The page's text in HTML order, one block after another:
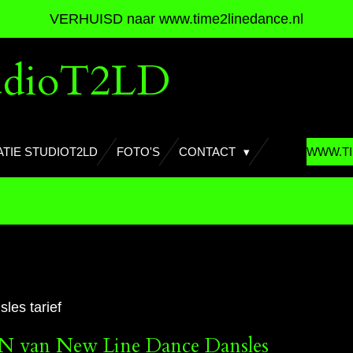
VERHUISD naar www.time2linedance.nl
STUDIOT2LD FOTO'S CONTACT
tarief
New Line Dance Dansles